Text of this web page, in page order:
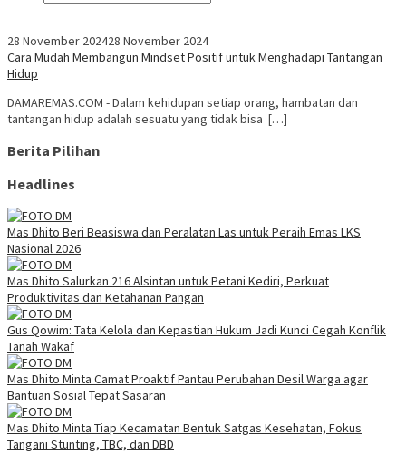
28 November 202428 November 2024
Cara Mudah Membangun Mindset Positif untuk Menghadapi Tantangan
Hidup
DAMAREMAS.COM - Dalam kehidupan setiap orang, hambatan dan
tantangan hidup adalah sesuatu yang tidak bisa […]
Berita Pilihan
Headlines
Mas Dhito Beri Beasiswa dan Peralatan Las untuk Peraih Emas LKS
Nasional 2026
Mas Dhito Salurkan 216 Alsintan untuk Petani Kediri, Perkuat
Produktivitas dan Ketahanan Pangan
Gus Qowim: Tata Kelola dan Kepastian Hukum Jadi Kunci Cegah Konflik
Tanah Wakaf
Mas Dhito Minta Camat Proaktif Pantau Perubahan Desil Warga agar
Bantuan Sosial Tepat Sasaran
Mas Dhito Minta Tiap Kecamatan Bentuk Satgas Kesehatan, Fokus
Tangani Stunting, TBC, dan DBD